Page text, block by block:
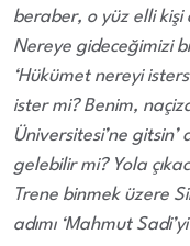
beraber, o yüz elli kişi
Nereye gideceğimizi
‘Hükümet nereyi
ister mi? Benim,
Üniversitesi’ne gitsin’
gelebilir mi? Yola
Trene binmek üzere
adımı ‘Mahmut